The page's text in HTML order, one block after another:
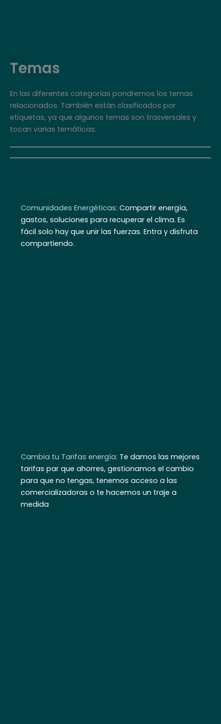
Temas
En las diferentes categorías pondremos los temas
relacionados. También están clasificados por
etiquetas, ya que algunos temas son trasversales y
tocan varias temáticas.
Comunidades Energéticas: Compartir energía,
gastos, soluciones para recuperar el clima. Es
fácil solo hay que unir las fuerzas. Entra y disfruta
compartiendo.
Cambia tu Tarifas energía: Te damos las mejores
tarifas par que ahorres, gestionamos el cambio
para que no tengas, tenemos acceso a las
comercializadoras o te hacemos un traje a
medida